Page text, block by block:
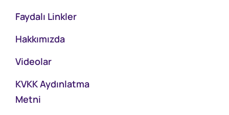
Faydalı Linkler
Hakkımızda
Videolar
KVKK Aydınlatma
Metni